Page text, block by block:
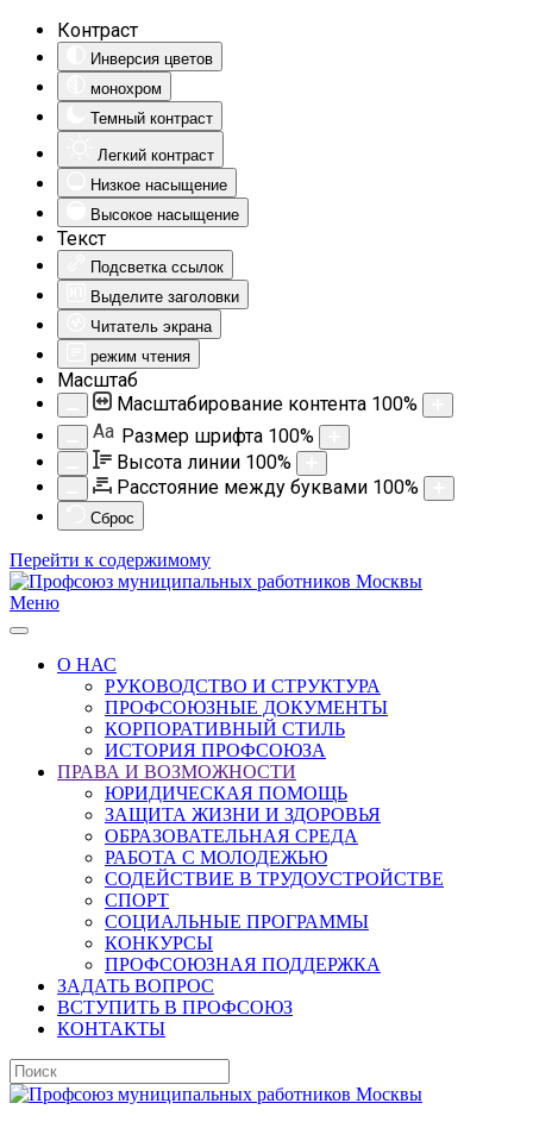
Контраст
Инверсия цветов
монохром
Темный контраст
Легкий контраст
Низкое насыщение
Высокое насыщение
Текст
Подсветка ссылок
Выделите заголовки
Читатель экрана
режим чтения
Масштаб
Масштабирование контента 100%
Aa Размер шрифта 100%
Высота линии 100%
Расстояние между буквами 100%
Сброс
Перейти к содержимому
Меню
О НАС
РУКОВОДСТВО И СТРУКТУРА
ПРОФСОЮЗНЫЕ ДОКУМЕНТЫ
КОРПОРАТИВНЫЙ СТИЛЬ
ИСТОРИЯ ПРОФСОЮЗА
ПРАВА И ВОЗМОЖНОСТИ
ЮРИДИЧЕСКАЯ ПОМОЩЬ
ЗАЩИТА ЖИЗНИ И ЗДОРОВЬЯ
ОБРАЗОВАТЕЛЬНАЯ СРЕДА
РАБОТА С МОЛОДЕЖЬЮ
СОДЕЙСТВИЕ В ТРУДОУСТРОЙСТВЕ
СПОРТ
СОЦИАЛЬНЫЕ ПРОГРАММЫ
КОНКУРСЫ
ПРОФСОЮЗНАЯ ПОДДЕРЖКА
ЗАДАТЬ ВОПРОС
ВСТУПИТЬ В ПРОФСОЮЗ
КОНТАКТЫ